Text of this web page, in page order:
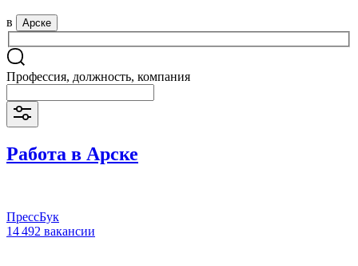
в Арске
Профессия, должность, компания
Работа в Арске
ПрессБук
14 492 вакансии